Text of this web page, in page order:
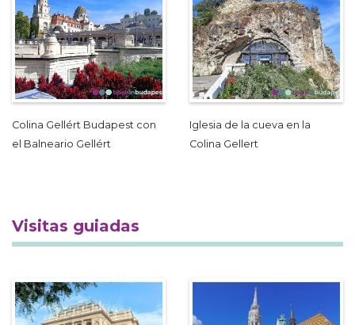
Colina Gellért Budapest con
el Balneario Gellért
Iglesia de la cueva en la
Colina Gellert
Visitas guiadas